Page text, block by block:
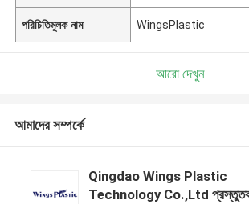
পরিচিতিমুলক নাম WingsPlastic
আরো দেখুন
আমাদের সম্পর্কে
Qingdao Wings Plastic
Technology Co.,Ltd